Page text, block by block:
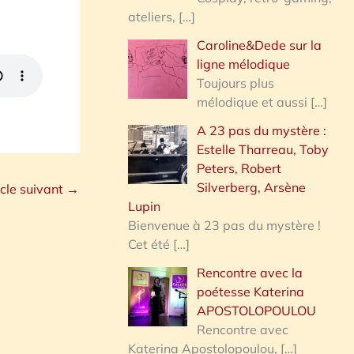
suivant →
ateliers, […]
Caroline&Dede sur la
ligne mélodique
Toujours plus
mélodique et aussi […]
A 23 pas du mystère :
Estelle Tharreau, Toby
Peters, Robert
Silverberg, Arsène
Lupin
Bienvenue à 23 pas du mystère !
Cet été […]
Rencontre avec la
poétesse Katerina
APOSTOLOPOULOU
Rencontre avec
Katerina Apostolopoulou, […]